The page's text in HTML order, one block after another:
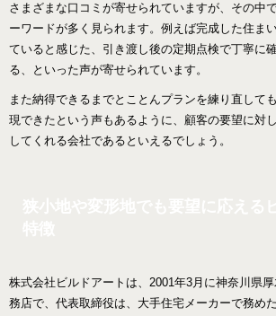
さまざまな口コミが寄せられていますが、その中
ーワードが多く見られます。例えば完成した住ま
ていると感じた、引き渡し後の定期点検で丁寧に
る、といった声が寄せられています。
また納得できるまでとことんプランを練り直して
現できたという声もあるように、顧客の要望に対
してくれる会社であるといえるでしょう。
株式会社ビルドアートは、2001年3月に神奈川県
務店で、代表取締役は、大手住宅メーカーで務め